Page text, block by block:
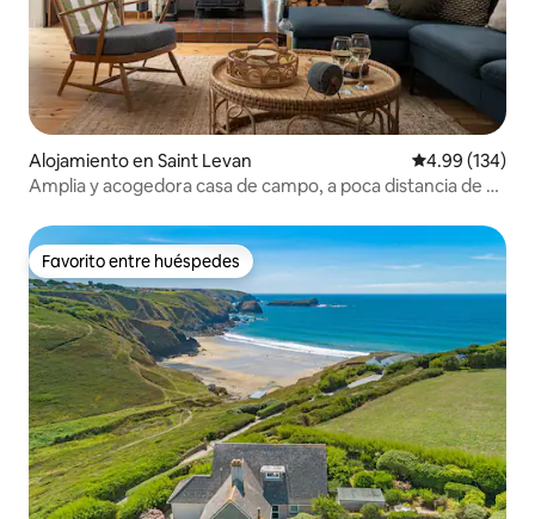
Alojamiento en Saint Levan Calificación
4.99 (134)
Amplia y acogedora casa de campo, a poca distancia de 3
Favorito entre huéspedes
Favorito entre huéspedes